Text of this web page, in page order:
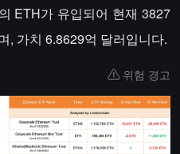
ETH가 유입되어 현재 3827
, 가치 6.8629억 달러입니다.
위험 경고